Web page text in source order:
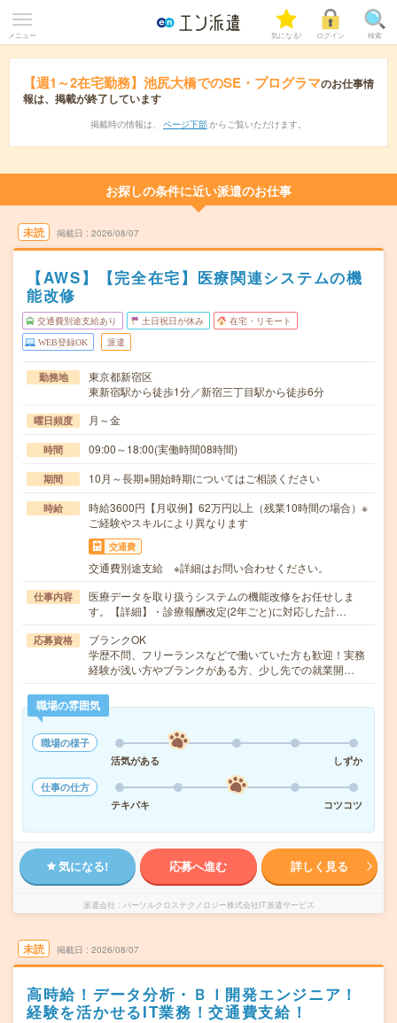
メニュー 気になる! ログイン 検索
【週1～2在宅勤務】池尻大橋でのSE・プログラマのお仕事情
報は、掲載が終了しています
掲載時の情報は、 ページ下部 からご覧いただけます。
お探しの条件に近い派遣のお仕事
未読 掲載日 2026/08/07
【AWS】【完全在宅】医療関連システムの機
能改修
交通費別途支給あり 土日祝日が休み 在宅・リモート
WEB登録OK 派遣
勤務地
東京都新宿区
東新宿駅から徒歩1分／新宿三丁目駅から徒歩6分
曜日頻度 月～金
時間 09:00～18:00(実働時間08時間)
期間 10月～長期※開始時期についてはご相談ください
時給
時給3600円【月収例】62万円以上（残業10時間の場合）※
ご経験やスキルにより異なります
交通費
交通費別途支給 ※詳細はお問い合わせください。
仕事内容
医療データを取り扱うシステムの機能改修をお任せしま
す。【詳細】・診療報酬改定(2年ごと)に対応した計…
応募資格
ブランクOK
学歴不問、フリーランスなどで働いていた方も歓迎！実務
経験が浅い方やブランクがある方、少し先での就業開…
職場の雰囲気
職場の様子
活気がある
しずか
仕事の仕方
テキパキ
コツコツ
気になる! 応募へ進む 詳しく見る
派遣会社 パーソルクロステクノロジー株式会社IT派遣サービス
未読 掲載日 2026/08/07
高時給！データ分析・ＢＩ開発エンジニア！
経験を活かせるIT業務！交通費支給！